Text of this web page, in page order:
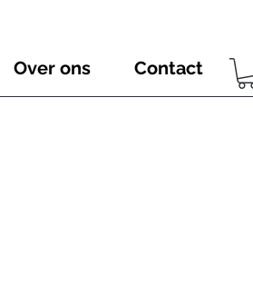
Over ons Contact